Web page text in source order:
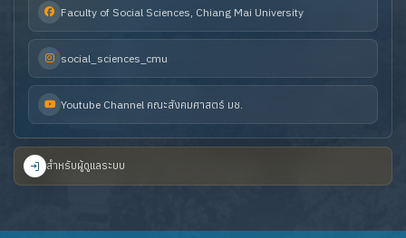
Faculty of Social Sciences, Chiang Mai University
social_sciences_cmu
Youtube Channel คณะสังคมศาสตร์ มช.
สำหรับผู้ดูแลระบบ